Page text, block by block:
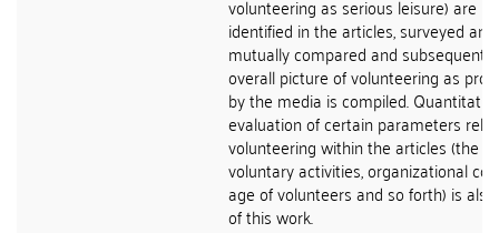
volunteering as serious leisure) are
identified in the articles, surveyed and
mutually compared and
overall picture of volunteering as
by the media is compiled.
evaluation of certain parameters
volunteering within the articles (the
voluntary activities, organizational
age of volunteers and so forth) is
of this work.